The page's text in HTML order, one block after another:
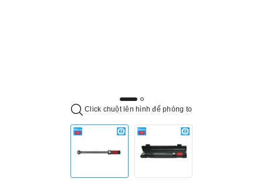
Click chuột lên hình để phóng to